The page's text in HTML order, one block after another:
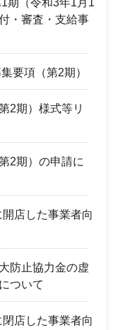
・審査・支給事
要項（第2期）
2期）様式等リ
2期）の申請に
店した事業者向
防止協力金の虚
ついて
店した事業者向